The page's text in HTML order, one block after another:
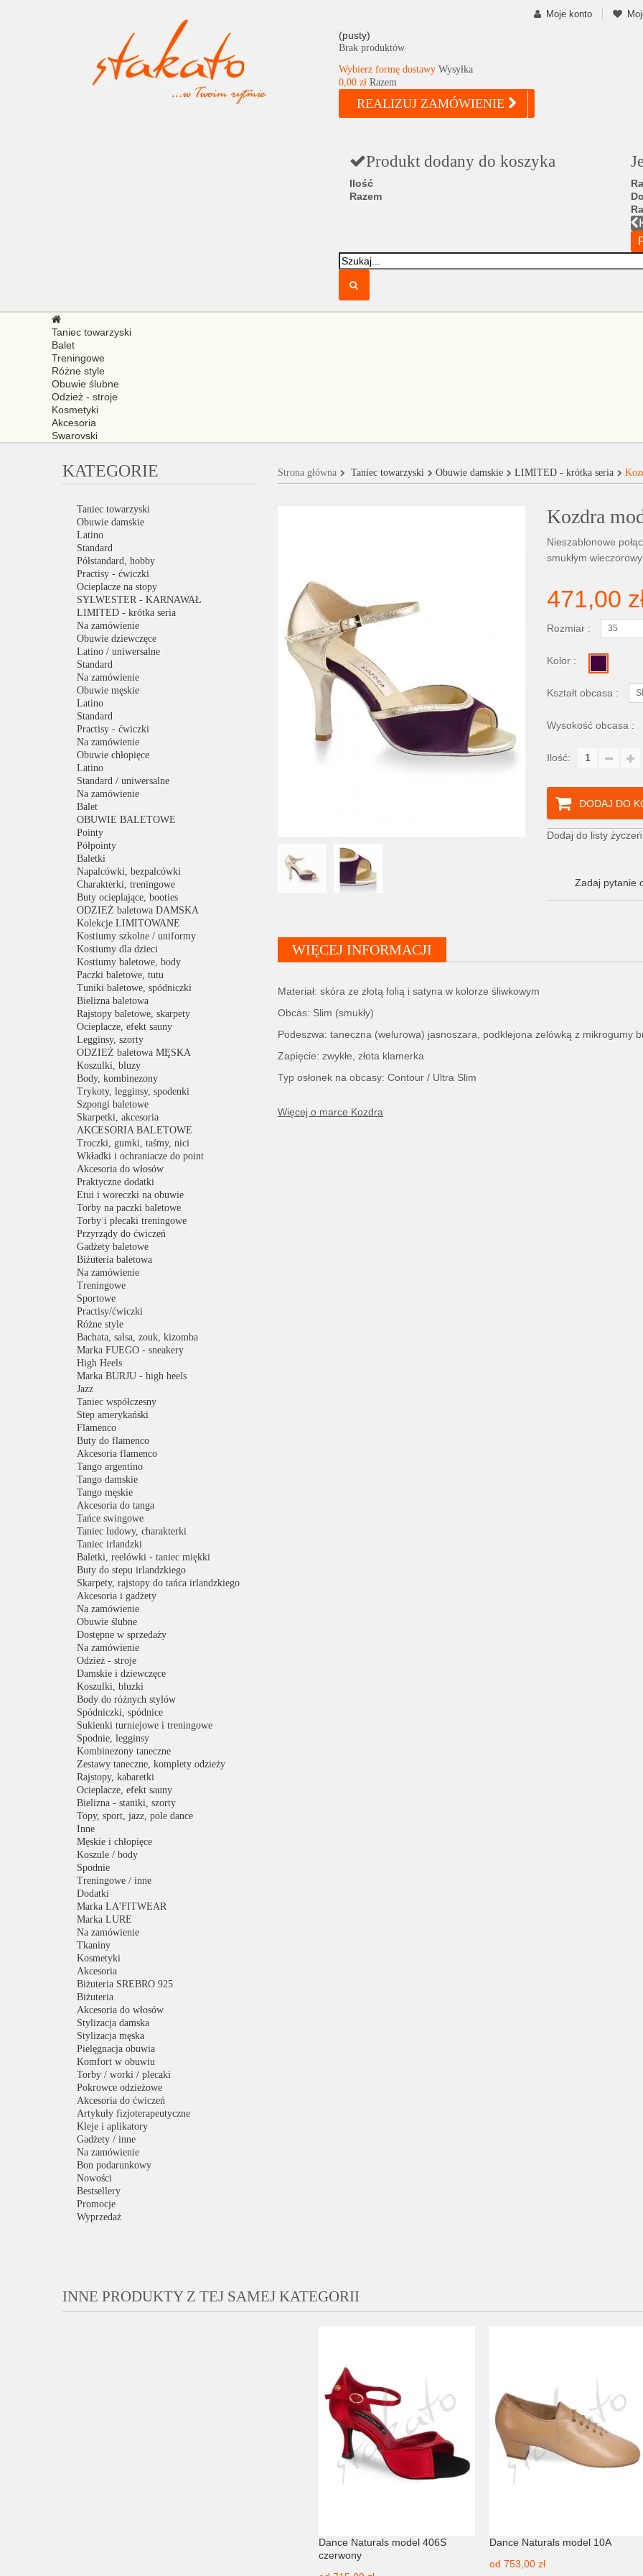
Moje konto
(pusty)
Brak produktów
Wybierz formę dostawy Wysyłka
0,00 zł Razem
REALIZUJ ZAMÓWIENIE
Produkt dodany do koszyka
Ilość
Razem
Taniec towarzyski
Balet
Treningowe
Różne style
Obuwie ślubne
Odzież - stroje
Kosmetyki
Akcesoria
Swarovski
KATEGORIE
Taniec towarzyski
Obuwie damskie
Latino
Standard
Półstandard, hobby
Practisy - ćwiczki
Ocieplacze na stopy
SYLWESTER - KARNAWAŁ
LIMITED - krótka seria
Na zamówienie
Obuwie dziewczęce
Latino / uniwersalne
Standard
Na zamówienie
Obuwie męskie
Latino
Standard
Practisy - ćwiczki
Na zamówienie
Obuwie chłopięce
Latino
Standard / uniwersalne
Na zamówienie
Balet
OBUWIE BALETOWE
Pointy
Półpointy
Baletki
Napalcówki, bezpalcówki
Charakterki, treningowe
Buty ocieplające, booties
ODZIEŻ baletowa DAMSKA
Kolekcje LIMITOWANE
Kostiumy szkolne / uniformy
Kostiumy dla dzieci
Kostiumy baletowe, body
Paczki baletowe, tutu
Tuniki baletowe, spódniczki
Bielizna baletowa
Rajstopy baletowe, skarpety
Ocieplacze, efekt sauny
Legginsy, szorty
ODZIEŻ baletowa MĘSKA
Koszulki, bluzy
Body, kombinezony
Trykoty, legginsy, spodenki
Szpongi baletowe
Skarpetki, akcesoria
AKCESORIA BALETOWE
Troczki, gumki, taśmy, nici
Wkładki i ochraniacze do point
Akcesoria do włosów
Praktyczne dodatki
Etui i woreczki na obuwie
Torby na paczki baletowe
Torby i plecaki treningowe
Przyrządy do ćwiczeń
Gadżety baletowe
Biżuteria baletowa
Na zamówienie
Treningowe
Sportowe
Practisy/ćwiczki
Różne style
Bachata, salsa, zouk, kizomba
Marka FUEGO - sneakery
High Heels
Marka BURJU - high heels
Jazz
Taniec współczesny
Step amerykański
Flamenco
Buty do flamenco
Akcesoria flamenco
Tango argentino
Tango damskie
Tango męskie
Akcesoria do tanga
Tańce swingowe
Taniec ludowy, charakterki
Taniec irlandzki
Baletki, reelówki - taniec miękki
Buty do stepu irlandzkiego
Skarpety, rajstopy do tańca irlandzkiego
Akcesoria i gadżety
Na zamówienie
Obuwie ślubne
Dostępne w sprzedaży
Na zamówienie
Odzież - stroje
Damskie i dziewczęce
Koszulki, bluzki
Body do różnych stylów
Spódniczki, spódnice
Sukienki turniejowe i treningowe
Spodnie, legginsy
Kombinezony taneczne
Zestawy taneczne, komplety odzieży
Rajstopy, kabaretki
Ocieplacze, efekt sauny
Bielizna - staniki, szorty
Topy, sport, jazz, pole dance
Inne
Męskie i chłopięce
Koszule / body
Spodnie
Treningowe / inne
Dodatki
Marka LA'FITWEAR
Marka LURE
Na zamówienie
Tkaniny
Kosmetyki
Akcesoria
Biżuteria SREBRO 925
Biżuteria
Akcesoria do włosów
Stylizacja damska
Stylizacja męska
Pielęgnacja obuwia
Komfort w obuwiu
Torby / worki / plecaki
Pokrowce odzieżowe
Akcesoria do ćwiczeń
Artykuły fizjoterapeutyczne
Kleje i aplikatory
Gadżety / inne
Na zamówienie
Bon podarunkowy
Nowości
Bestsellery
Promocje
Wyprzedaż
Strona główna Taniec towarzyski Obuwie damskie LIMITED - krótka seria
Kozdra
Nieszablonowe
smukłym
471,00
Rozmiar : 35
Kolor :
Kształt obcasa :
Wysokość obcasa :
Ilość:
DODAJ DO
Dodaj do listy życzeń
Zadaj pytanie
WIĘCEJ INFORMACJI
Materiał: skóra ze złotą folią i satyna w kolorze śliwkowym
Obcas: Slim (smukły)
Podeszwa: taneczna (welurowa) jasnoszara, podklejona zelówką z mikrogumy
Zapięcie: zwykłe, złota klamerka
Typ osłonek na obcasy: Contour / Ultra Slim
Więcej o marce Kozdra
INNE PRODUKTY Z TEJ SAMEJ KATEGORII
Dance Naturals model 406S
czerwony
Dance Naturals model 10A
od 753,00 zł